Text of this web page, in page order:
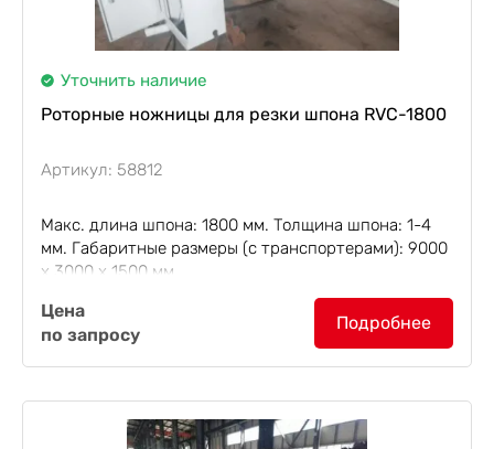
Уточнить наличие
Роторные ножницы для резки шпона RVC-1800
Артикул: 58812
Макс. длина шпона: 1800 мм. Толщина шпона: 1-4
мм. Габаритные размеры (с транспортерами): 9000
х 3000 х 1500 мм.
Роторные ножницы для шпона RVC-1800
позволяют рубить ленту после
лущильных станков
...
Цена
по запросу
Подробнее